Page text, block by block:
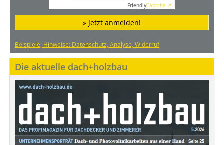
FriendlyCaptcha ⇗
» Jetzt anmelden!
Beispiele, Hinweise: Datenschutz, Analyse, Widerruf
Die aktuelle dach+holzbau